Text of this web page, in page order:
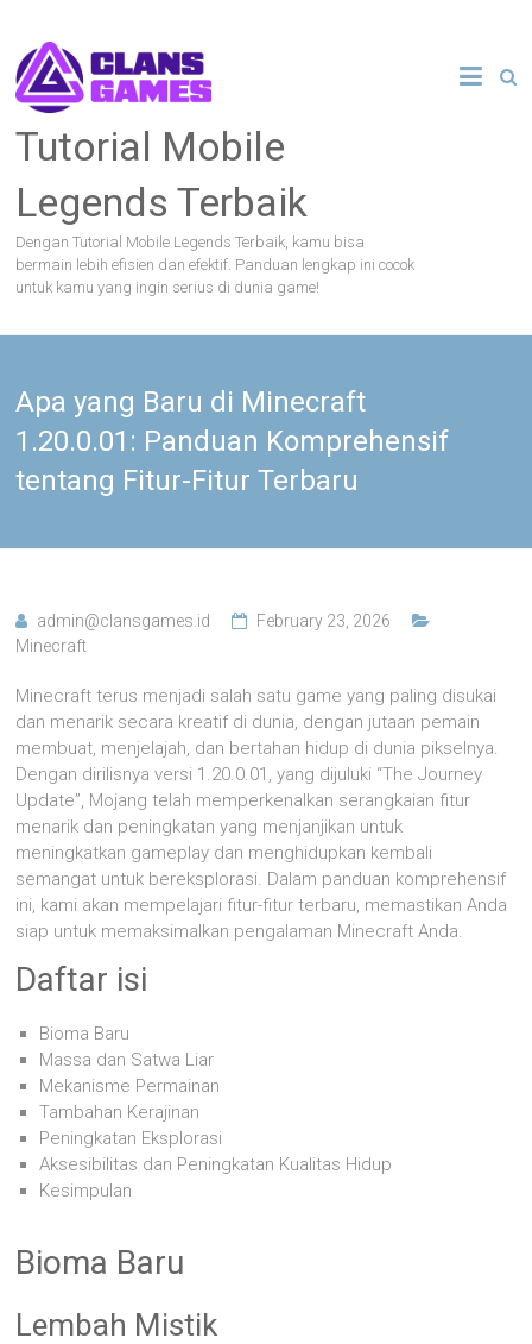
content
Tutorial Mobile
Legends Terbaik
Dengan Tutorial Mobile Legends Terbaik, kamu bisa
bermain lebih efisien dan efektif. Panduan lengkap ini cocok
untuk kamu yang ingin serius di dunia game!
Apa yang Baru di Minecraft
1.20.0.01: Panduan Komprehensif
tentang Fitur-Fitur Terbaru
admin@clansgames.id
February 23, 2026
Minecraft
Minecraft terus menjadi salah satu game yang paling disukai
dan menarik secara kreatif di dunia, dengan jutaan pemain
membuat, menjelajah, dan bertahan hidup di dunia pikselnya.
Dengan dirilisnya versi 1.20.0.01, yang dijuluki “The Journey
Update”, Mojang telah memperkenalkan serangkaian fitur
menarik dan peningkatan yang menjanjikan untuk
meningkatkan gameplay dan menghidupkan kembali
semangat untuk bereksplorasi. Dalam panduan komprehensif
ini, kami akan mempelajari fitur-fitur terbaru, memastikan Anda
siap untuk memaksimalkan pengalaman Minecraft Anda.
Daftar isi
Bioma Baru
Massa dan Satwa Liar
Mekanisme Permainan
Tambahan Kerajinan
Peningkatan Eksplorasi
Aksesibilitas dan Peningkatan Kualitas Hidup
Kesimpulan
Bioma Baru
Lembah Mistik